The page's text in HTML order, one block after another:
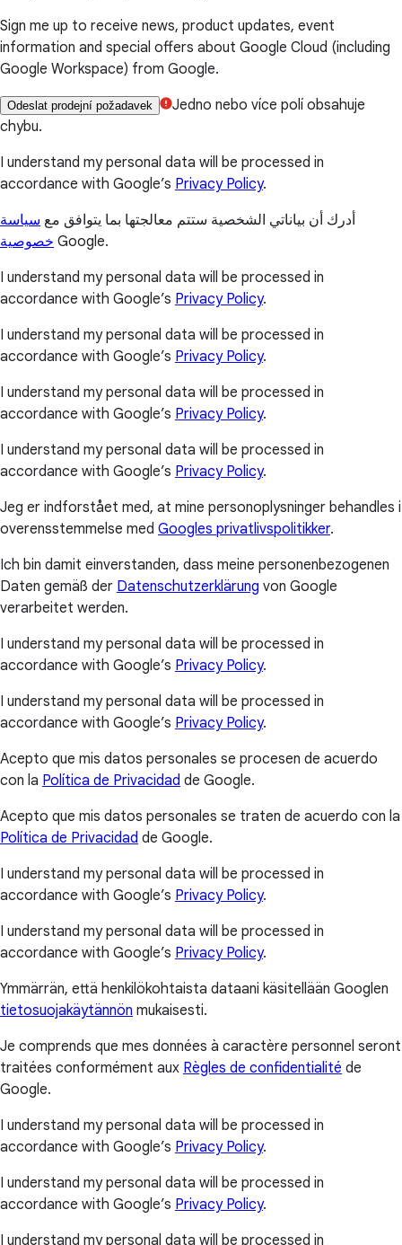
Sign me up to receive news, product updates, event
information and special offers about Google Cloud (including
Google Workspace) from Google.
Odeslat prodejní požadavek
Jedno nebo více polí obsahuje
chybu.
I understand my personal data will be processed in
accordance with Google’s Privacy Policy.
أدرك أن بياناتي الشخصية ستتم معالجتها بما يتوافق مع سياسة
خصوصية Google.
I understand my personal data will be processed in
accordance with Google’s Privacy Policy.
I understand my personal data will be processed in
accordance with Google’s Privacy Policy.
I understand my personal data will be processed in
accordance with Google’s Privacy Policy.
I understand my personal data will be processed in
accordance with Google’s Privacy Policy.
Jeg er indforstået med, at mine personoplysninger behandles i
overensstemmelse med Googles privatlivspolitikker.
Ich bin damit einverstanden, dass meine personenbezogenen
Daten gemäß der Datenschutzerklärung von Google
verarbeitet werden.
I understand my personal data will be processed in
accordance with Google’s Privacy Policy.
I understand my personal data will be processed in
accordance with Google’s Privacy Policy.
Acepto que mis datos personales se procesen de acuerdo
con la Política de Privacidad de Google.
Acepto que mis datos personales se traten de acuerdo con la
Política de Privacidad de Google.
I understand my personal data will be processed in
accordance with Google’s Privacy Policy.
I understand my personal data will be processed in
accordance with Google’s Privacy Policy.
Ymmärrän, että henkilökohtaista dataani käsitellään Googlen
tietosuojakäytännön mukaisesti.
Je comprends que mes données à caractère personnel seront
traitées conformément aux Règles de confidentialité de
Google.
I understand my personal data will be processed in
accordance with Google’s Privacy Policy.
I understand my personal data will be processed in
accordance with Google’s Privacy Policy.
I understand my personal data will be processed in